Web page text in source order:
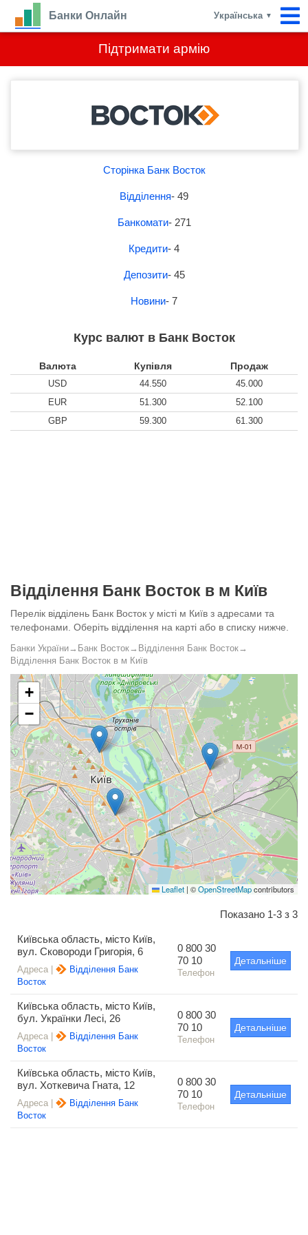
Підтримати армію
Банки Онлайн Українська ▼
Сторінка Банк Восток
Відділення- 49
Банкомати- 271
Кредити- 4
Депозити- 45
Новини- 7
Курс валют в Банк Восток
Валюта Купівля Продаж
USD 44.550
45.000
EUR
51.300
52.100
GBP
59.300 61.300
Відділення Банк Восток в м Київ
Перелік відділень Банк Восток у місті м Київ з адресами та
телефонами. Оберіть відділення на карті або в списку нижче.
Банки України→ Банк Восток→ Відділення Банк Восток→
Відділення Банк Восток в м Київ
+
−
Leaflet | ©OpenStreetMapcontributors
Показано 1-3 з 3
Київська область, місто Київ,
вул. Сковороди Григорія, 6
Адреса |
Відділення Банк
Восток
0 800 30
70 10
Телефон
Детальніше
Київська область, місто Київ,
бул. Українки Лесі, 26
Адреса |
Відділення Банк
Восток
0 800 30
70 10
Телефон
Детальніше
Київська область, місто Київ,
вул. Хоткевича Гната, 12
Адреса |
Відділення Банк
Восток
0 800 30
70 10
Телефон
Детальніше